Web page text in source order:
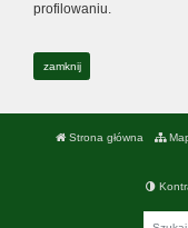
profilowaniu.
zamknij
Strona główna